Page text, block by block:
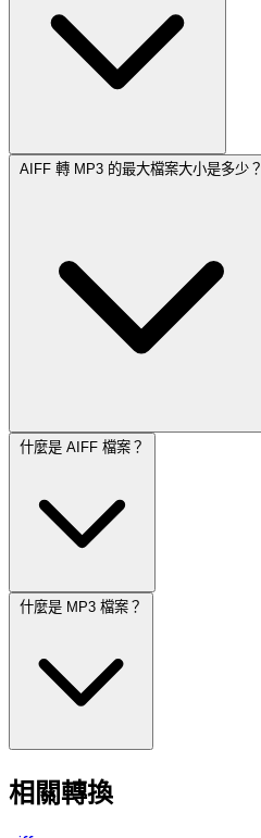
AIFF 轉 MP3 的最大檔案大小是多少？
什麼是 AIFF 檔案？
什麼是 MP3 檔案？
相關轉換